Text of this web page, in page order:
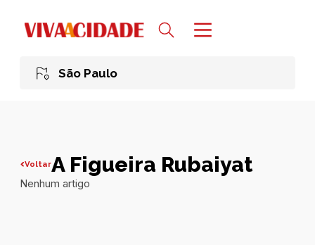
São Paulo
VoltarA Figueira Rubaiyat
Nenhum artigo